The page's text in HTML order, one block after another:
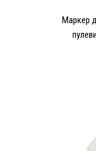
Маркер